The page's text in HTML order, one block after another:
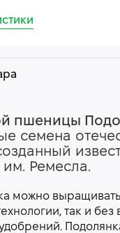
пшеницы
семена
им. Ремесла.
можно
так и